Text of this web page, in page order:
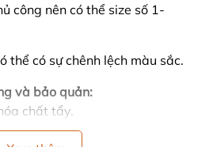
công nên có thể size số 1-
thể có sự chênh lệch màu sắc.
và bảo quản:
chất tẩy.